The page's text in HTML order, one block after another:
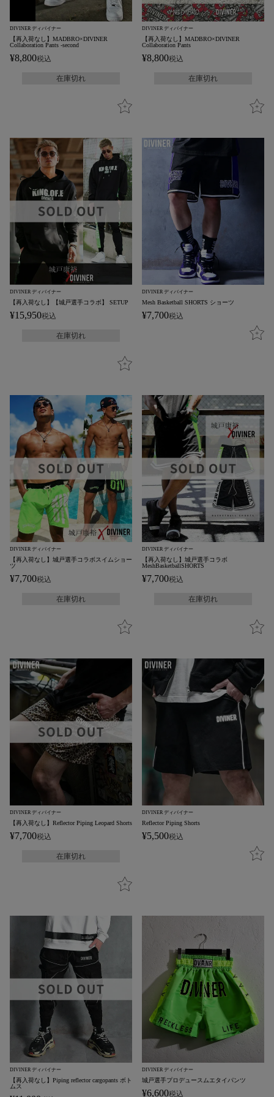
DIVINER ディバイナー
【再入荷なし】MADBRO×DIVINER
Collaboration Pants -second
¥8,800税込
在庫切れ
DIVINER ディバイナー
【再入荷なし】MADBRO×DIVINER
Collaboration Pants
¥8,800税込
在庫切れ
DIVINER ディバイナー
【再入荷なし】【城戸選手コラボ】 SETUP
¥15,950税込
在庫切れ
DIVINER ディバイナー
Mesh Basketball SHORTS ショーツ
¥7,700税込
DIVINER ディバイナー
【再入荷なし】城戸選手コラボスイムショー
ツ
¥7,700税込
在庫切れ
DIVINER ディバイナー
【再入荷なし】城戸選手コラボ
MeshBasketballSHORTS
¥7,700税込
在庫切れ
DIVINER ディバイナー
【再入荷なし】Reflector Piping Leopard Shorts
¥7,700税込
在庫切れ
DIVINER ディバイナー
Reflector Piping Shorts
¥5,500税込
DIVINER ディバイナー
【再入荷なし】Piping reflector cargopants ボト
ムス
DIVINER ディバイナー
城戸選手プロデュースムエタイパンツ
¥6,600税込